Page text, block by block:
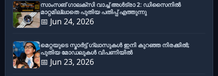
സാംസങ് ഗാലക്സി വാച്ച് അൾട്രാ 2: ഡിസൈനിൽ
മാറ്റമില്ലാതെ പുതിയ പതിപ്പ് എത്തുന്നു
📅 Jun 24, 2026
മെറ്റയുടെ സ്മാർട്ട് ഗ്ലാസുകൾ ഇനി കുറഞ്ഞ നിരക്കിൽ;
പുതിയ മോഡലുകൾ വിപണിയിൽ
📅 Jun 23, 2026